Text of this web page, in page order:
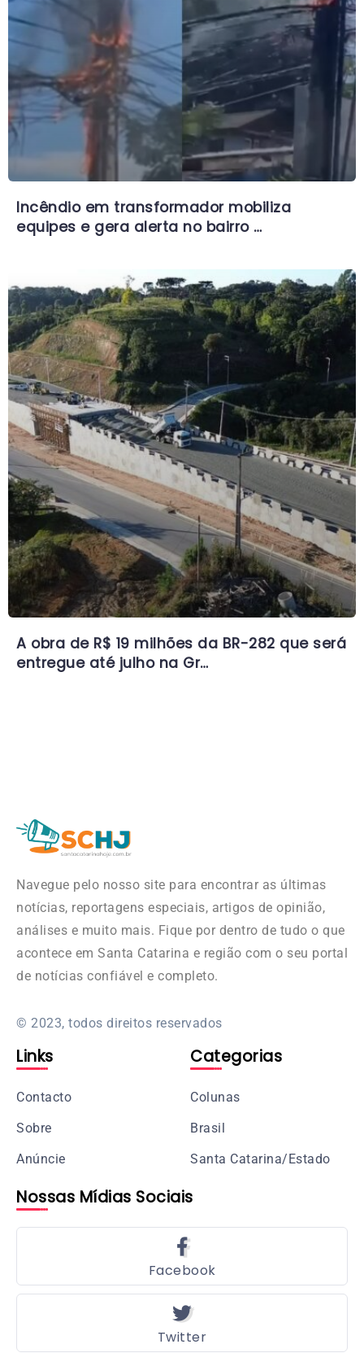
Incêndio em transformador mobiliza
equipes e gera alerta no bairro …
A obra de R$ 19 milhões da BR-282 que será
entregue até julho na Gr…
Navegue pelo nosso site para encontrar as últimas
notícias, reportagens especiais, artigos de opinião,
análises e muito mais. Fique por dentro de tudo o que
acontece em Santa Catarina e região com o seu portal
de notícias confiável e completo.
© 2023, todos direitos reservados
Links
Contacto
Sobre
Anúncie
Categorias
Colunas
Brasil
Santa Catarina/Estado
Nossas Mídias Sociais
Facebook
Twitter